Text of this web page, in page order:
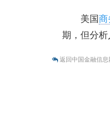
美国商
期，但分
返回中国金融信息